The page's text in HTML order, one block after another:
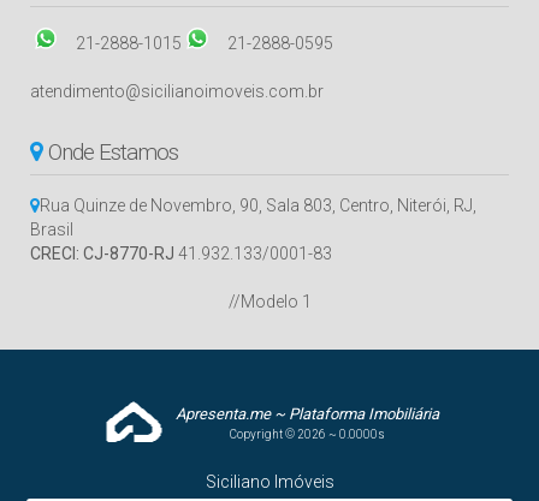
21-2888-1015 21-2888-0595
atendimento@sicilianoimoveis.com.br
Onde Estamos
Rua Quinze de Novembro, 90, Sala 803, Centro, Niterói, RJ,
Brasil
CRECI: CJ-8770-RJ 41.932.133/0001-83
//Modelo 1
Apresenta.me ~ Plataforma Imobiliária
Copyright © 2026 ~ 0.0000s
Siciliano Imóveis